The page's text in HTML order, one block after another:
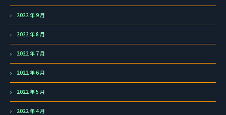
2022 年 9 月
2022 年 8 月
2022 年 7 月
2022 年 6 月
2022 年 5 月
2022 年 4 月